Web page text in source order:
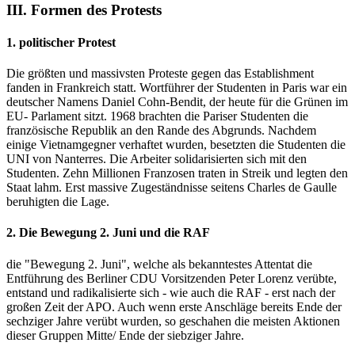
III. Formen des Protests
1. politischer Protest
Die größten und massivsten Proteste gegen das Establishment
fanden in Frankreich statt. Wortführer der Studenten in Paris war ein
deutscher Namens Daniel Cohn-Bendit, der heute für die Grünen im
EU- Parlament sitzt. 1968 brachten die Pariser Studenten die
französische Republik an den Rande des Abgrunds. Nachdem
einige Vietnamgegner verhaftet wurden, besetzten die Studenten die
UNI von Nanterres. Die Arbeiter solidarisierten sich mit den
Studenten. Zehn Millionen Franzosen traten in Streik und legten den
Staat lahm. Erst massive Zugeständnisse seitens Charles de Gaulle
beruhigten die Lage.
2. Die Bewegung 2. Juni und die RAF
die "Bewegung 2. Juni", welche als bekanntestes Attentat die
Entführung des Berliner CDU Vorsitzenden Peter Lorenz verübte,
entstand und radikalisierte sich - wie auch die RAF - erst nach der
großen Zeit der APO. Auch wenn erste Anschläge bereits Ende der
sechziger Jahre verübt wurden, so geschahen die meisten Aktionen
dieser Gruppen Mitte/ Ende der siebziger Jahre.